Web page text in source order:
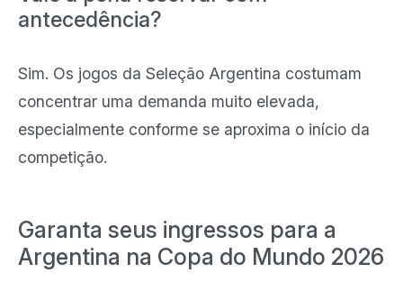
antecedência?
Sim. Os jogos da Seleção Argentina costumam
concentrar uma demanda muito elevada,
especialmente conforme se aproxima o início da
competição.
Garanta seus ingressos para a
Argentina na Copa do Mundo 2026